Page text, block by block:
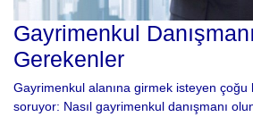
Gayrimenkul
Gerekenler
Gayrimenkul alanına girmek isteyen çoğu
soruyor: Nasıl gayrimenkul danışmanı